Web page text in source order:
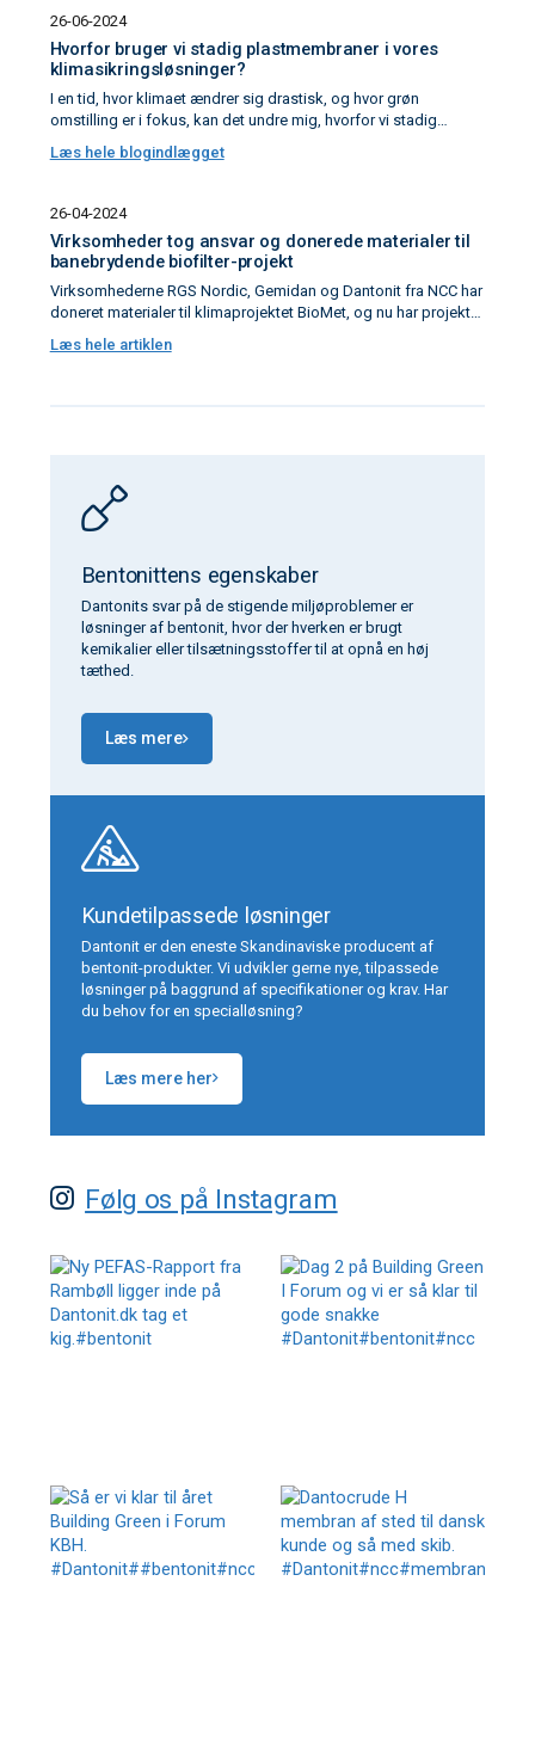
DantoCon Thermal C2L i brug. Det hjælper med at forhindre
del af virksomhedens arbejde.
Hvorfor bruger vi stadig plastmembraner i vores
klimasikringsløsninger?
26-06-2024
I en tid, hvor klimaet ændrer sig drastisk, og hvor grøn
omstilling er i fokus, kan det undre mig, hvorfor vi stadig
klimasikringsprojekter. Hos Dantonit har vi valgt en anden vej –
miljøproblemer, men som også bidrager til løsninger af høj
Læs hele blogindlægget
Virksomheder tog ansvar og donerede materialer til
banebrydende biofilter-projekt
26-04-2024
Virksomhederne RGS Nordic, Gemidan og Dantonit fra NCC har
doneret materialer til klimaprojektet BioMet, og nu har projektet
landbrugets allerstørste klimaudfordringer. Fantastisk, at
Læs hele artiklen
Bentonittens egenskaber
Dantonits svar på de stigende miljøproblemer er
løsninger af bentonit, hvor der hverken er brugt
kemikalier eller tilsætningsstoffer til at opnå en høj
tæthed.
Læs mere
Kundetilpassede løsninger
Dantonit er den eneste Skandinaviske producent af
bentonit-produkter. Vi udvikler gerne nye, tilpassede
løsninger på baggrund af specifikationer og krav. Har
du behov for en specialløsning?
Læs mere her
Følg os på Instagram